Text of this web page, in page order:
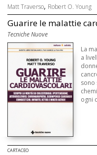
Matt Traverso, Robert O. Young
Guarire le malattie
Tecniche Nuove
La
a
sono
ogni
CARTACEO